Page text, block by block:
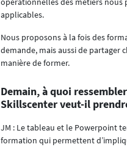
applicables.
Nous proposons à la fois des
demande, mais aussi de partager
manière de former.
Demain, à quoi
Skillscenter veut-il
JM : Le tableau et le Powerpoint
formation qui permettent